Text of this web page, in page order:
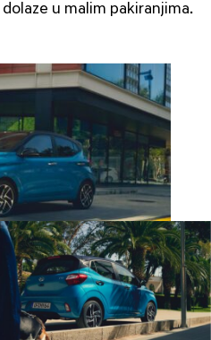
u malim pakiranjima.